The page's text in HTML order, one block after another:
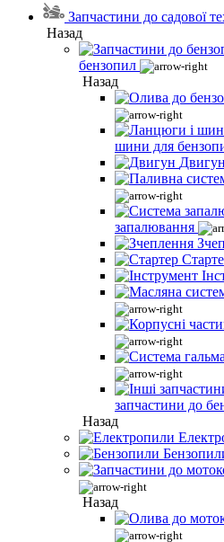
Запчастини до садової
Назад
бензопил
Назад
шини для
Двигун
запалювання
запчастини до
Назад
Назад